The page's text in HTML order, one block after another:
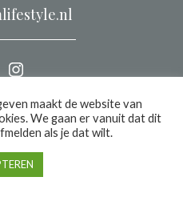
2026 |Privacy
it website
maakt de website van
We gaan er vanuit dat dit
als je dat wilt.